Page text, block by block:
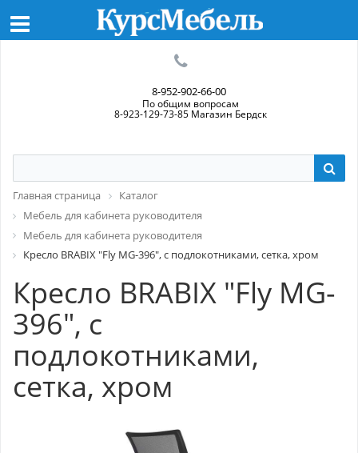
8-952-902-66-00
По общим вопросам
8-923-129-73-85 Магазин Бердск
Главная страница
Каталог
Мебель для кабинета руководителя
Мебель для кабинета руководителя
Кресло BRABIX "Fly MG-396", с подлокотниками, сетка, хром
Кресло BRABIX "Fly MG-
396", с
подлокотниками,
сетка, хром